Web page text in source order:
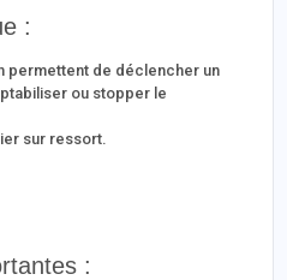
:
permettent de déclencher un
ou stopper le
sur ressort.
: